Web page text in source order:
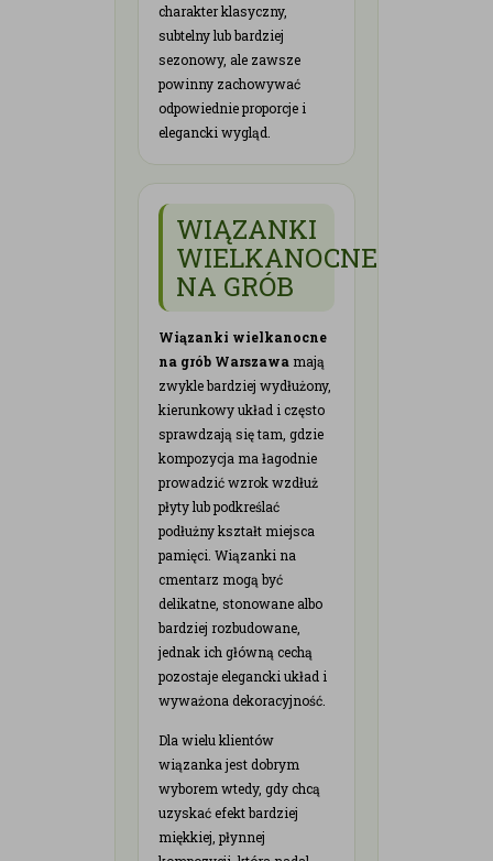
charakter klasyczny,
subtelny lub bardziej
sezonowy, ale zawsze
powinny zachowywać
odpowiednie proporcje i
elegancki wygląd.
WIĄZANKI
WIELKANOCNE
NA GRÓB
Wiązanki wielkanocne
na grób Warszawa mają
zwykle bardziej wydłużony,
kierunkowy układ i często
sprawdzają się tam, gdzie
kompozycja ma łagodnie
prowadzić wzrok wzdłuż
płyty lub podkreślać
podłużny kształt miejsca
pamięci. Wiązanki na
cmentarz mogą być
delikatne, stonowane albo
bardziej rozbudowane,
jednak ich główną cechą
pozostaje elegancki układ i
wyważona dekoracyjność.
Dla wielu klientów
wiązanka jest dobrym
wyborem wtedy, gdy chcą
uzyskać efekt bardziej
miękkiej, płynnej